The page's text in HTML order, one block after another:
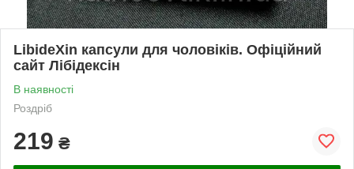
LibideXin капсули для чоловіків. Офіційний
сайт Лібідексін
В наявності
Роздріб
219 ₴